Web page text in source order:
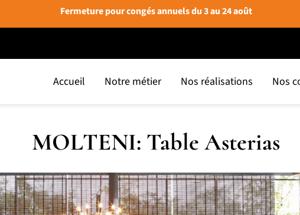
Fermeture pour congés annuels du 3 au 24 août
Accueil Notre métier Nos réalisations Nos
MOLTENI: Table Asterias